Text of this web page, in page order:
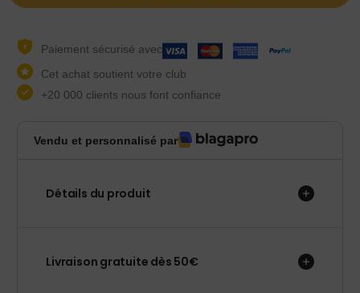
Paiement sécurisé avec
Cet achat soutient votre club
+20 000 clients nous font confiance
Vendu et personnalisé par
Détails du produit
Livraison gratuite dès 50€